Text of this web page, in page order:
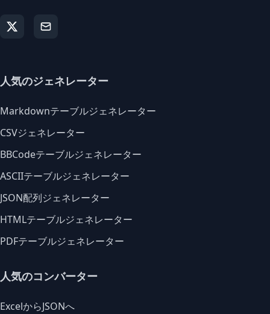
人気のジェネレーター
Markdownテーブルジェネレーター
CSVジェネレーター
BBCodeテーブルジェネレーター
ASCIIテーブルジェネレーター
JSON配列ジェネレーター
HTMLテーブルジェネレーター
PDFテーブルジェネレーター
人気のコンバーター
ExcelからJSONへ